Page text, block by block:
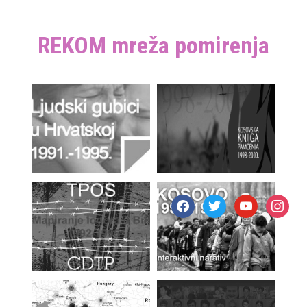
REKOM mreža pomirenja
facebooktwitteryoutube